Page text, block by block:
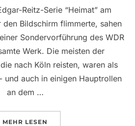
Reitz-Serie “Heimat” am
den Bildschirm flimmerte, sahen
Sondervorführung des WDR
Werk. Die meisten der
die nach Köln reisten, waren als
und auch in einigen Hauptrollen
an dem …
MEHR ÜBER “HEIMAT-GEFÜHLE AUF
LESEN